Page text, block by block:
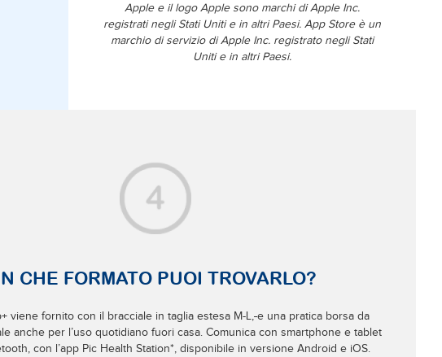
Apple e il logo Apple sono marchi di Apple Inc.
registrati negli Stati Uniti e in altri Paesi. App Store è un
marchio di servizio di Apple Inc. registrato negli Stati
Uniti e in altri Paesi.
CHE FORMATO PUOI TROVARLO?
viene fornito con il bracciale in taglia estesa M-L, e una pratica borsa da
anche per l’uso quotidiano fuori casa. Comunica con smartphone e tablet
con l’app Pic Health Station*, disponibile in versione Android e iOS.